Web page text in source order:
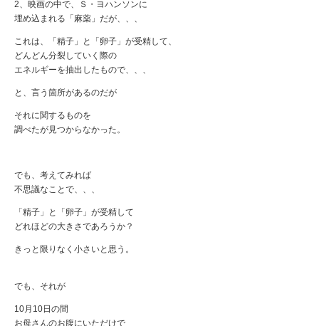
2、映画の中で、Ｓ・ヨハンソンに
埋め込まれる「麻薬」だが、、、
これは、「精子」と「卵子」が受精して、
どんどん分裂していく際の
エネルギーを抽出したもので、、、
と、言う箇所があるのだが
それに関するものを
調べたが見つからなかった。
でも、考えてみれば
不思議なことで、、、
「精子」と「卵子」が受精して
どれほどの大きさであろうか？
きっと限りなく小さいと思う。
でも、それが
10月10日の間
お母さんのお腹にいただけで